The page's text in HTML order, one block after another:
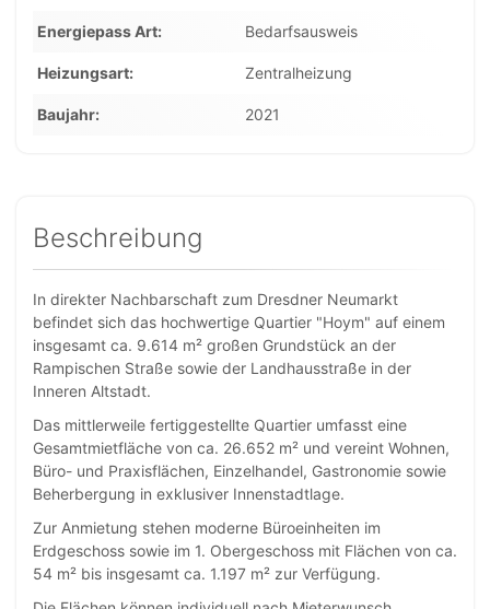
Energiepass Art Bedarfsausweis
Heizungsart Zentralheizung
Baujahr 2021
Beschreibung
In direkter Nachbarschaft zum Dresdner Neumarkt
befindet sich das hochwertige Quartier "Hoym" auf einem
insgesamt ca. 9.614 m² großen Grundstück an der
Rampischen Straße sowie der Landhausstraße in der
Inneren Altstadt.
Das mittlerweile fertiggestellte Quartier umfasst eine
Gesamtmietfläche von ca. 26.652 m² und vereint Wohnen,
Büro- und Praxisflächen, Einzelhandel, Gastronomie sowie
Beherbergung in exklusiver Innenstadtlage.
Zur Anmietung stehen moderne Büroeinheiten im
Erdgeschoss sowie im 1. Obergeschoss mit Flächen von ca.
54 m² bis insgesamt ca. 1.197 m² zur Verfügung.